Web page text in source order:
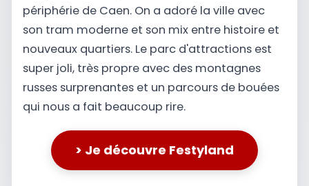
périphérie de Caen. On a adoré la ville avec
son tram moderne et son mix entre histoire et
nouveaux quartiers. Le parc d'attractions est
super joli, très propre avec des montagnes
russes surprenantes et un parcours de bouées
qui nous a fait beaucoup rire.
> Je découvre Festyland